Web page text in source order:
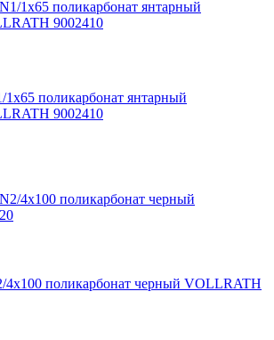
1х65 поликарбонат янтарный
9002410
4х100 поликарбонат черный VOLLRATH